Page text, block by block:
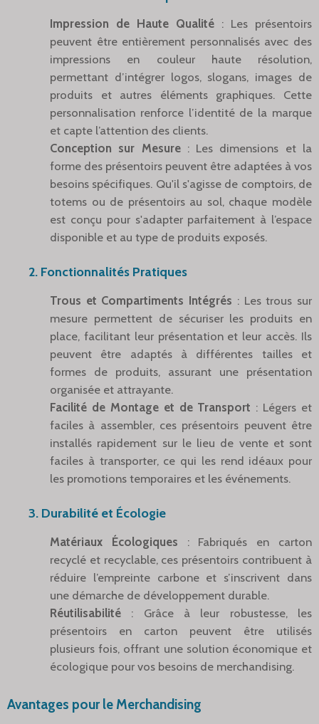
Impression de Haute Qualité : Les présentoirs
peuvent être entièrement personnalisés avec des
impressions en couleur haute résolution,
permettant d’intégrer logos, slogans, images de
produits et autres éléments graphiques. Cette
personnalisation renforce l’identité de la marque
et capte l’attention des clients.
Conception sur Mesure: Les dimensions et la
forme des présentoirs peuvent être adaptées à vos
besoins spécifiques. Qu'il s'agisse de comptoirs, de
totems ou de présentoirs au sol, chaque modèle
est conçu pour s'adapter parfaitement à l’espace
disponible et au type de produits exposés.
2. Fonctionnalités Pratiques
Trous et Compartiments Intégrés : Les trous sur
mesure permettent de sécuriser les produits en
place, facilitant leur présentation et leur accès. Ils
peuvent être adaptés à différentes tailles et
formes de produits, assurant une présentation
organisée et attrayante.
Facilité de Montage et de Transport : Légers et
faciles à assembler, ces présentoirs peuvent être
installés rapidement sur le lieu de vente et sont
faciles à transporter, ce qui les rend idéaux pour
les promotions temporaires et les événements.
3. Durabilité et Écologie
Matériaux Écologiques : Fabriqués en carton
recyclé et recyclable, ces présentoirs contribuent à
réduire l’empreinte carbone et s’inscrivent dans
une démarche de développement durable.
Réutilisabilité : Grâce à leur robustesse, les
présentoirs en carton peuvent être utilisés
plusieurs fois, offrant une solution économique et
écologique pour vos besoins de merchandising.
Avantages pour le Merchandising